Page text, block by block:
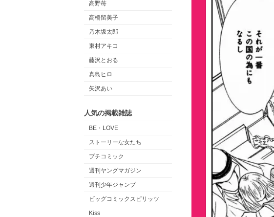
高野苺
高橋留美子
乃木坂太郎
東村アキコ
藤沢とおる
真島ヒロ
矢沢あい
人気の掲載雑誌
BE・LOVE
ストーリーな女たち
プチコミック
週刊ヤングマガジン
週刊少年ジャンプ
ビッグコミックスピリッツ
Kiss